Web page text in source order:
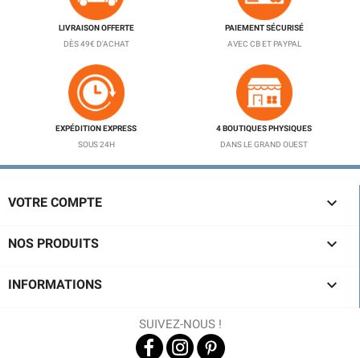
LIVRAISON OFFERTE
DÈS 49€ D'ACHAT
PAIEMENT SÉCURISÉ
AVEC CB ET PAYPAL
EXPÉDITION EXPRESS
SOUS 24H
4 BOUTIQUES PHYSIQUES
DANS LE GRAND OUEST
VOTRE COMPTE 
NOS PRODUITS 
INFORMATIONS 
SUIVEZ-NOUS !